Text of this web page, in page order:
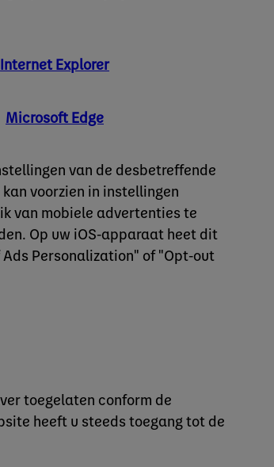
Internet Explorer
Microsoft Edge
van de desbetreffende
voorzien in instellingen
van mobiele advertenties te
Op uw iOS-apparaat heet dit
Personalization" of "Opt-out
toegelaten conform de
heeft u steeds toegang tot de